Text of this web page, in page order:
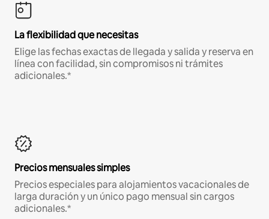
La flexibilidad que necesitas
Elige las fechas exactas de llegada y salida y reserva en
línea con facilidad, sin compromisos ni trámites
adicionales.*
Precios mensuales simples
Precios especiales para alojamientos vacacionales de
larga duración y un único pago mensual sin cargos
adicionales.*